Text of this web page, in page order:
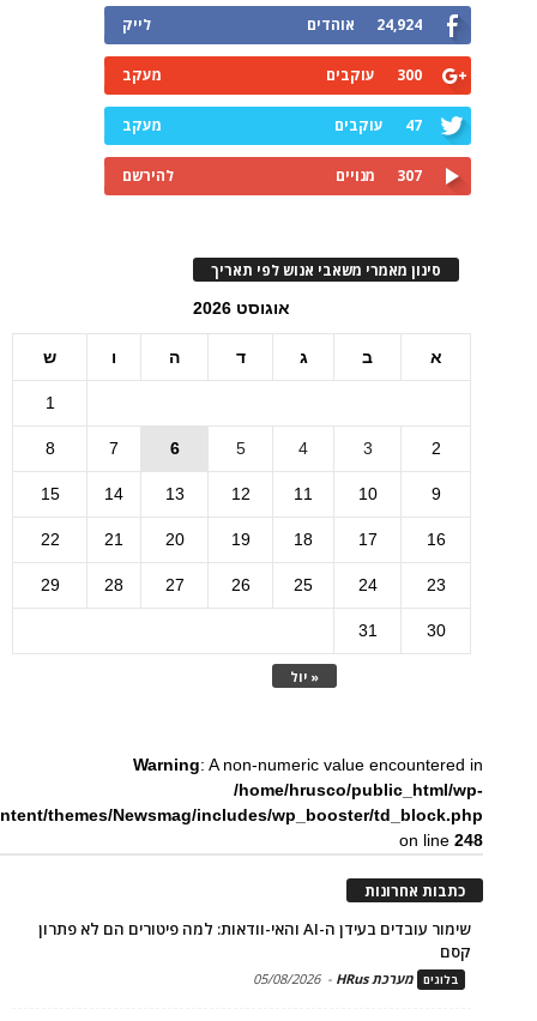
24,924 אוהדים לייק
300 עוקבים מעקב
47 עוקבים מעקב
307 מנויים להירשם
סינון מאמרי משאבי אנוש לפי תאריך
אוגוסט 2026
א ב ג ד ה ו ש
« יול
1
2
3
4
5
6
7
8
9
10
11
12
13
14
15
16
17
18
19
20
21
22
23
24
25
26
27
28
29
30
31
Warning: A non-numeric value encountered in
/home/hrusco/public_html/wp-
themes/Newsmag/includes/wp_booster/td_block.php
on line248
כתבות אחרונות
שימור עובדים בעידן ה-AI והאי-וודאות: למה פיטורים הם לא פתרון
קסם
בלוגים מערכת HRus -
05/08/2026